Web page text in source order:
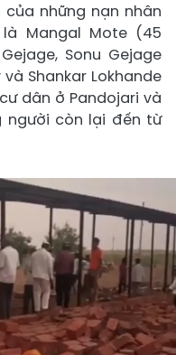
những nạn nhân
Mangal Mote (45
Sonu Gejage
Shankar Lokhande
dân ở Pandojari và
người còn lại đến từ